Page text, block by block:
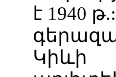
է 1940
Կիևի